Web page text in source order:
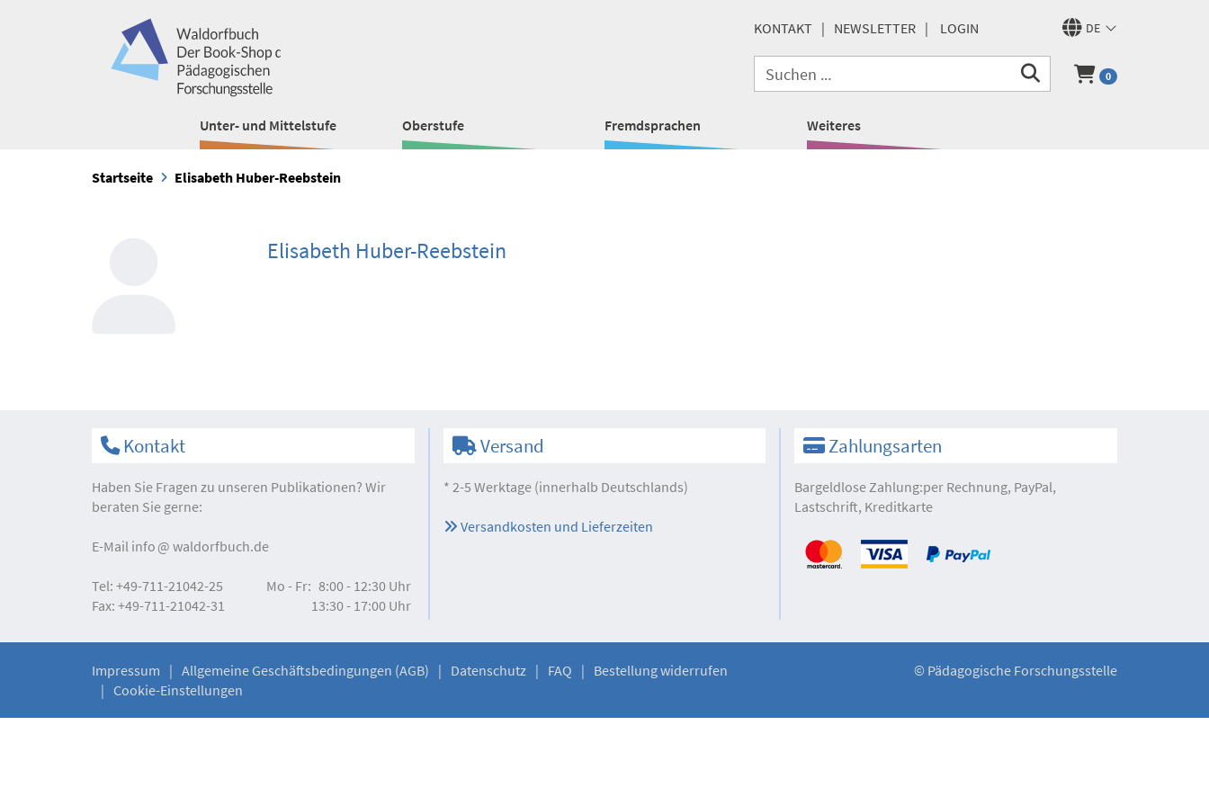
DE
KONTAKT NEWSLETTER LOGIN
0
Unter- und Mittelstufe Oberstufe Fremdsprachen Weiteres
Startseite Elisabeth Huber-Reebstein
Elisabeth Huber-Reebstein
Kontakt
Haben Sie Fragen zu unseren Publikationen? Wir
beraten Sie gerne:
E-Mail info waldorfbuch.de
Tel: +49-711-21042-25
Fax: +49-711-21042-31
Mo - Fr: 8:00 - 12:30 Uhr
13:30 - 17:00 Uhr
Versand
* 2-5 Werktage (innerhalb Deutschlands)
Versandkosten und Lieferzeiten
Zahlungsarten
Bargeldlose Zahlung:per Rechnung, PayPal,
Lastschrift, Kreditkarte
Impressum Allgemeine Geschäftsbedingungen (AGB) Datenschutz FAQ
Bestellung widerrufen
Cookie-Einstellungen
© Pädagogische Forschungsstelle